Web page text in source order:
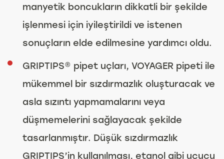
manyetik boncukların dikkatli bir şekilde
işlenmesi için iyileştirildi ve istenen
sonuçların elde edilmesine yardımcı oldu.
GRIPTIPS® pipet uçları, VOYAGER pipeti ile
mükemmel bir sızdırmazlık oluşturacak ve
asla sızıntı yapmamalarını veya
düşmemelerini sağlayacak şekilde
tasarlanmıştır. Düşük sızdırmazlık
GRIPTIPS’in kullanılması, etanol gibi uçucu